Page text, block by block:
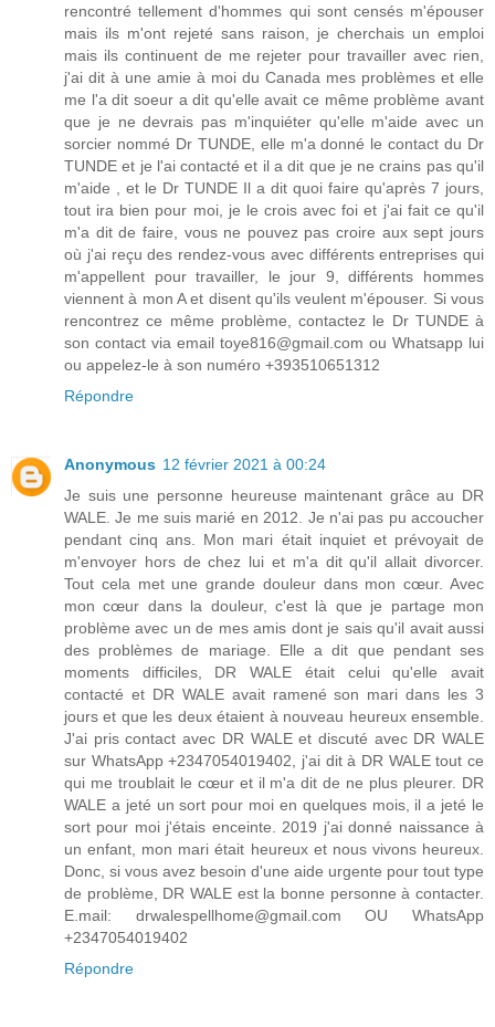
rencontré tellement d'hommes qui sont censés m'épouser
mais ils m'ont rejeté sans raison, je cherchais un emploi
mais ils continuent de me rejeter pour travailler avec rien,
j'ai dit à une amie à moi du Canada mes problèmes et elle
me l'a dit soeur a dit qu'elle avait ce même problème avant
que je ne devrais pas m'inquiéter qu'elle m'aide avec un
sorcier nommé Dr TUNDE, elle m'a donné le contact du Dr
TUNDE et je l'ai contacté et il a dit que je ne crains pas qu'il
m'aide , et le Dr TUNDE Il a dit quoi faire qu'après 7 jours,
tout ira bien pour moi, je le crois avec foi et j'ai fait ce qu'il
m'a dit de faire, vous ne pouvez pas croire aux sept jours
où j'ai reçu des rendez-vous avec différents entreprises qui
m'appellent pour travailler, le jour 9, différents hommes
viennent à mon A et disent qu'ils veulent m'épouser. Si vous
rencontrez ce même problème, contactez le Dr TUNDE à
son contact via email toye816@gmail.com ou Whatsapp lui
ou appelez-le à son numéro +393510651312
Répondre
Anonymous 12 février 2021 à 00:24
Je suis une personne heureuse maintenant grâce au DR
WALE. Je me suis marié en 2012. Je n'ai pas pu accoucher
pendant cinq ans. Mon mari était inquiet et prévoyait de
m'envoyer hors de chez lui et m'a dit qu'il allait divorcer.
Tout cela met une grande douleur dans mon cœur. Avec
mon cœur dans la douleur, c'est là que je partage mon
problème avec un de mes amis dont je sais qu'il avait aussi
des problèmes de mariage. Elle a dit que pendant ses
moments difficiles, DR WALE était celui qu'elle avait
contacté et DR WALE avait ramené son mari dans les 3
jours et que les deux étaient à nouveau heureux ensemble.
J'ai pris contact avec DR WALE et discuté avec DR WALE
sur WhatsApp +2347054019402, j'ai dit à DR WALE tout ce
qui me troublait le cœur et il m'a dit de ne plus pleurer. DR
WALE a jeté un sort pour moi en quelques mois, il a jeté le
sort pour moi j'étais enceinte. 2019 j'ai donné naissance à
un enfant, mon mari était heureux et nous vivons heureux.
Donc, si vous avez besoin d'une aide urgente pour tout type
de problème, DR WALE est la bonne personne à contacter.
E.mail: drwalespellhome@gmail.com OU WhatsApp
+2347054019402
Répondre